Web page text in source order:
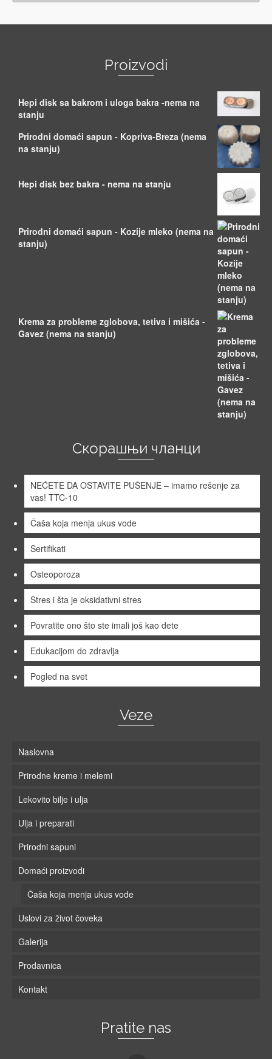
Proizvodi
Hepi disk sa bakrom i uloga bakra -nema na
stanju
Prirodni domaći sapun - Kopriva-Breza (nema
na stanju)
Hepi disk bez bakra - nema na stanju
Prirodni domaći sapun - Kozije mleko (nema na
stanju)
Krema za probleme zglobova, tetiva i mišića -
Gavez (nema na stanju)
Скорашњи чланци
NEĆETE DA OSTAVITE PUŠENJE – imamo rešenje za
vas! TTC-10
Čaša koja menja ukus vode
Sertifikati
Osteoporoza
Stres i šta je oksidativni stres
Povratite ono što ste imali još kao dete
Edukacijom do zdravlja
Pogled na svet
Veze
Naslovna
Prirodne kreme i melemi
Lekovito bilje i ulja
Ulja i preparati
Prirodni sapuni
Domaći proizvodi
Čaša koja menja ukus vode
Uslovi za život čoveka
Galerija
Prodavnica
Kontakt
Pratite nas